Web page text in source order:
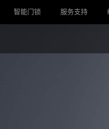
智能门锁 服务支持